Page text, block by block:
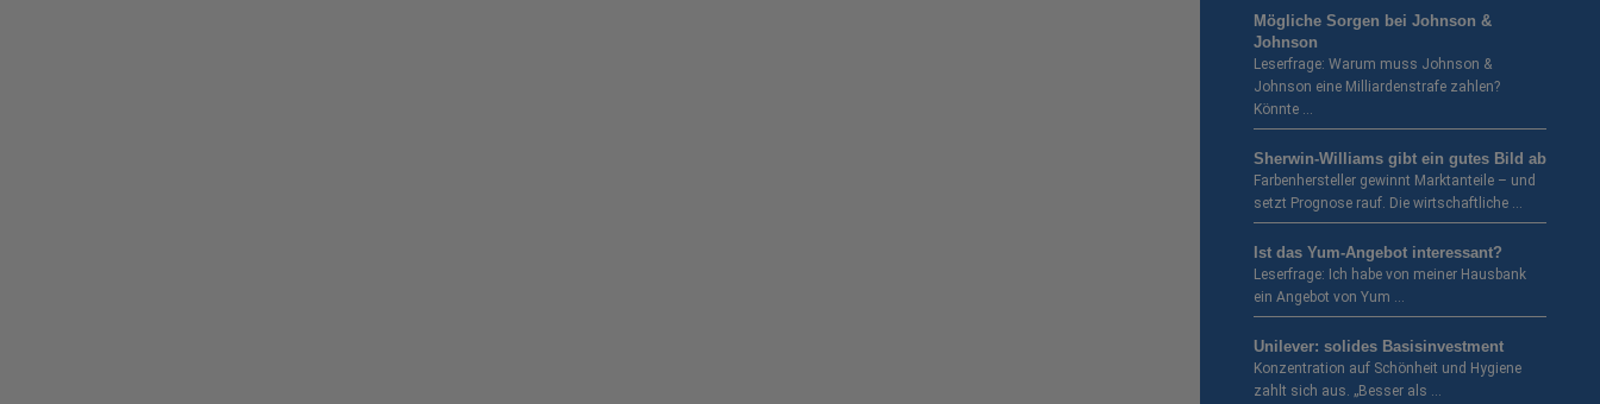
Mögliche Sorgen bei Johnson &
Johnson
Leserfrage: Warum muss Johnson &
Johnson eine Milliardenstrafe zahlen?
Könnte …
Sherwin-Williams gibt ein gutes Bild ab
Farbenhersteller gewinnt Marktanteile – und
setzt Prognose rauf. Die wirtschaftliche …
Ist das Yum-Angebot interessant?
Leserfrage: Ich habe von meiner Hausbank
ein Angebot von Yum …
Unilever: solides Basisinvestment
Konzentration auf Schönheit und Hygiene
zahlt sich aus. „Besser als …